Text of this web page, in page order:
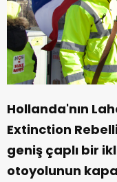
Hollanda'nın
Extinction
geniş çaplı bir
otoyolunun